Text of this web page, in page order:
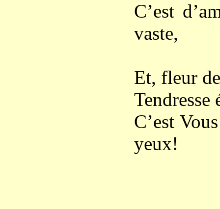
C’est
vaste,
Et, fleur
Tendresse
C’est
yeux!